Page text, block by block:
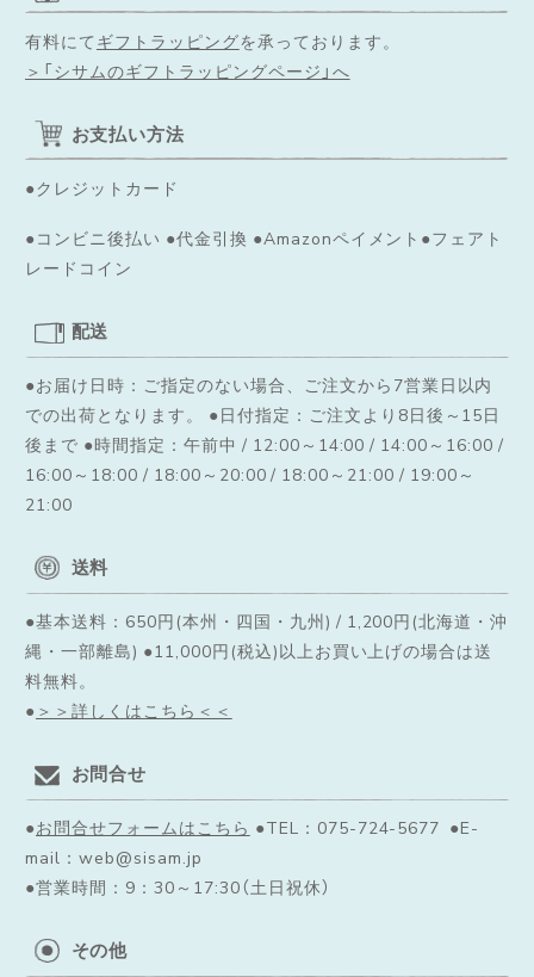
有料にて ギフトラッピングを承っております。
＞「シサムのギフトラッピングページ」へ
お支払い方法
●クレジットカード
●コンビニ後払い ●代金引換 ●Amazonペイメント●フェアト
レードコイン
配送
●お届け日時：ご指定のない場合、ご注文から7営業日以内
での出荷となります。
●日付指定：ご注文より8日後～15日
後まで ●時間指定：午前中 / 12:00～14:00 / 14:00～16:00 /
16:00～18:00 / 18:00～20:00 / 18:00～21:00 / 19:00～
21:00
送料
●基本送料：650円(本州・四国・九州) / 1,200円(北海道・沖
縄・一部離島) ●11,000円(税込)以上お買い上げの場合は送
料無料。
● ＞＞詳しくはこちら＜＜
お問合せ
●お問合せフォームはこちら ●TEL：075-724-5677 ●E-
mail：web@sisam.jp
●営業時間：9：30～17:30（土日祝休）
その他